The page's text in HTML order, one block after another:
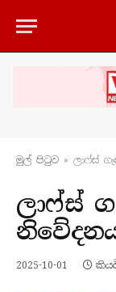
මුල් පිටු​ව » ලාෆ්ස්
ලාෆ්ස්
2025-10-01